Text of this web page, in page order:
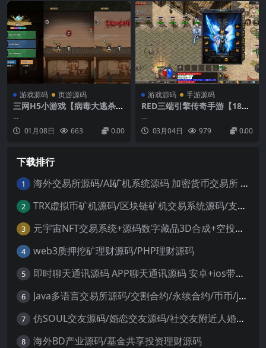
自定义颜色，生成多种类型。选择
一个图案并下载最终的qrcode。可
用格式：.png，.svg...
等搜索了一下，看到有人需要就分
享出来了，用来装逼OR制作抖音幽
默段子还是不错的（如果需要的人
多，有时间的话后面可能会考虑...
游戏源码 页游源码
三网H5小游戏【病毒大逃杀完
+Linux手工服务端+详细搭建
教程
...
01月08日
663 0.00
游戏源码 手游源码
RED三端引擎传奇手游【180
n系服务端+安卓苹果PC三端
+详细搭建教程
...
03月04日
979 0.00
下载排行
1 海外交易所源码/AI矿机系统源码 加密货币交易所 智能交易所源码
2 TRX虚拟币矿机源码/区块链矿机交易系统源码/支持 4国语言+usdt充值+搭建视频教程
3 元宇宙NFT交易系统+源码数字藏品3D合成+空投盲盒玩法抽集卡
4 web3质押挖矿理财源码/PHP理财源码
5 即时聊天通讯源码 APP聊天通讯源码 安卓+ios带后端源码控制
6 Java多语言交易所源码/交割合约/永续合约/币币/java服务端
7 仿SOUL交友源码/婚恋交友源码/社交友附近人婚恋约仿陌陌APP源码系统
8 海外BD产业源码/基金共享投资理财源码